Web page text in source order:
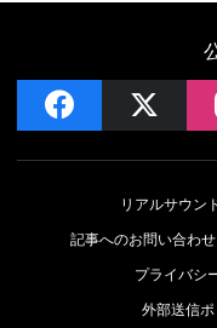
facebook
リアルサウン
記事へのお問い合わせ
プライバシ
外部送信